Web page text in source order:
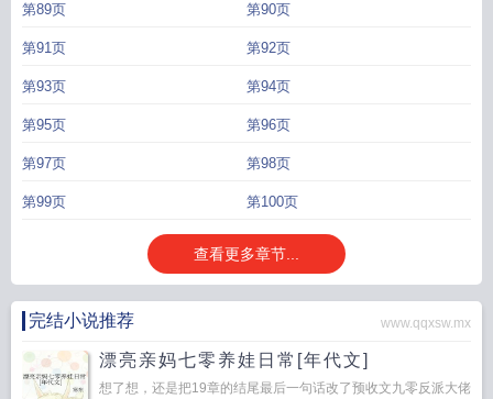
第89页 第90页
第91页 第92页
第93页 第94页
第95页 第96页
第97页 第98页
第99页 第100页
查看更多章节...
完结小说推荐 www.qqxsw.mx
漂亮亲妈七零养娃日常[年代文]
想了想，还是把19章的结尾最后一句话改了预收文九零反派大佬